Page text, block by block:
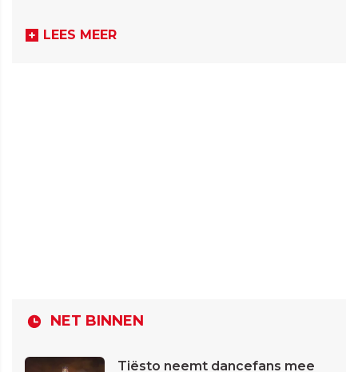
LEES MEER
NET BINNEN
Tiësto neemt dancefans mee